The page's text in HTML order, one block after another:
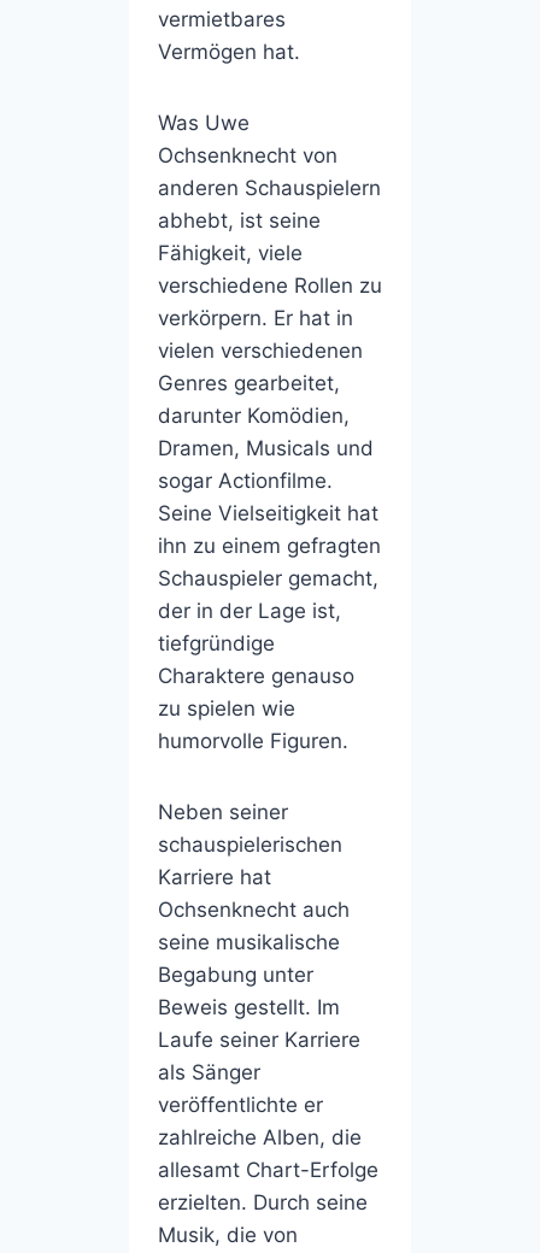
vermietbares
Vermögen hat.
Was Uwe
Ochsenknecht von
anderen Schauspielern
abhebt, ist seine
Fähigkeit, viele
verschiedene Rollen zu
verkörpern. Er hat in
vielen verschiedenen
Genres gearbeitet,
darunter Komödien,
Dramen, Musicals und
sogar Actionfilme.
Seine Vielseitigkeit hat
ihn zu einem gefragten
Schauspieler gemacht,
der in der Lage ist,
tiefgründige
Charaktere genauso
zu spielen wie
humorvolle Figuren.
Neben seiner
schauspielerischen
Karriere hat
Ochsenknecht auch
seine musikalische
Begabung unter
Beweis gestellt. Im
Laufe seiner Karriere
als Sänger
veröffentlichte er
zahlreiche Alben, die
allesamt Chart-Erfolge
erzielten. Durch seine
Musik, die von